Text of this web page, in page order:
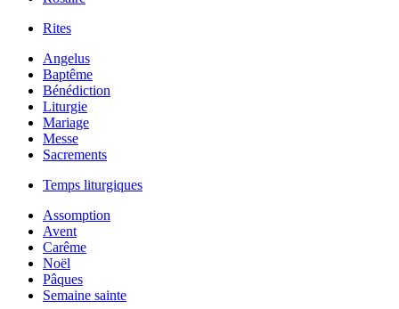
Rites
Angelus
Baptême
Bénédiction
Liturgie
Mariage
Messe
Sacrements
Temps liturgiques
Assomption
Avent
Carême
Noël
Pâques
Semaine sainte